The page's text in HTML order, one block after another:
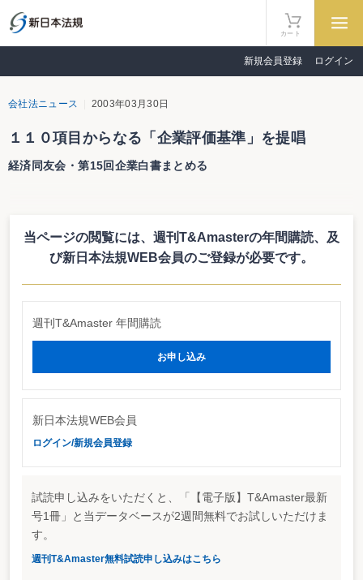
カート
新規会員登録 ログイン
会社法ニュース 2003年03月30日
１１０項目からなる「企業評価基準」を提唱
経済同友会・第15回企業白書まとめる
今の国内外の企業不祥事を受け、企業の社会的責任を問う声が高まっているこ
とを受けてのもの。
企業白書では、「企業の社会的責任」は議論の段階から実践の段階に移るべ
レート・ガバナンスの確立について、経営者自らが現状の仕組みと成果を公表
業の社会的責任」や「コーポレート・ガバナンス」について、全部で110項目
から構成されている。
http://www.doyukai.or.jp/database/teigen/030326_1.pdf
当ページの閲覧には、週刊T&Amasterの年間購読、 及
び新日本法規WEB会員のご登録が必要です。
週刊T&Amaster 年間購読
お申し込み
新日本法規WEB会員
ログイン/新規会員登録
試読申し込みをいただくと、「【電子版】T&Amaster最新
号1冊」と当データベースが2週間無料でお試しいただけま
す。
週刊T&Amaster無料試読申し込みはこちら